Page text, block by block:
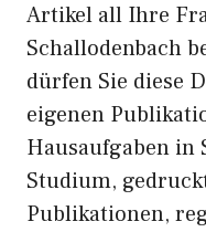
Artikel all Ihre
Schallodenbach
dürfen Sie diese
eigenen
Hausaufgaben in
Studium,
Publikationen,